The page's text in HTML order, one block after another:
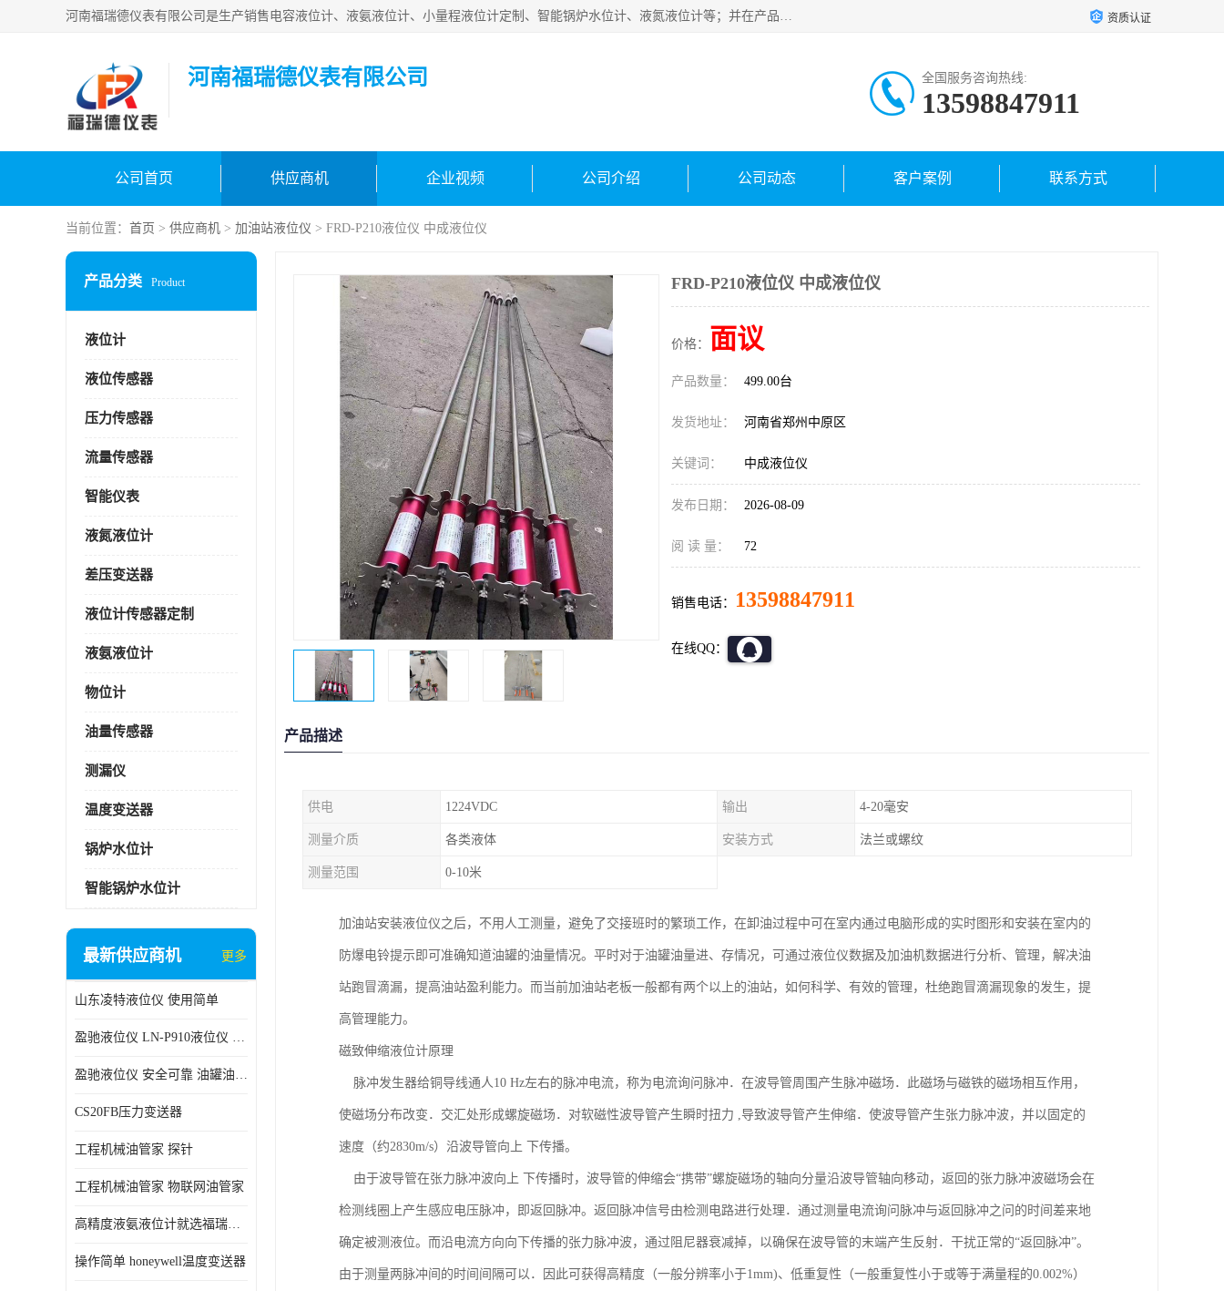
河南福瑞德仪表有限公司是生产销售电容液位计、液氨液位计、小量程液位计定制、智能锅炉水位计、液氮液位计等；并在产品开发、研制的过程中，吸取国内外仪器仪表的技术精华，建立了一支高、精、尖的科研开发队伍，使产品性能不断升级。 资质认证
河南福瑞德仪表有限公司 全国服务咨询热线:
13598847911
公司首页 供应商机 企业视频 公司介绍 公司动态 客户案例 联系方式
当前位置： 首页 > 供应商机 > 加油站液位仪 > FRD-P210液位仪 中成液位仪
产品分类 Product
液位计
液位传感器
压力传感器
流量传感器
智能仪表
液氮液位计
差压变送器
液位计传感器定制
液氨液位计
物位计
油量传感器
测漏仪
温度变送器
锅炉水位计
智能锅炉水位计
最新供应商机 更多
山东凌特液位仪 使用简单
盈驰液位仪 LN-P910液位仪 安全可靠
盈驰液位仪 安全可靠 油罐油位检测
CS20FB压力变送器
工程机械油管家 探针
工程机械油管家 物联网油管家
高精度液氨液位计就选福瑞德仪表
操作简单 honeywell温度变送器
FRD-P210液位仪 中成液位仪
价格： 面议
产品数量： 499.00台
发货地址： 河南省郑州中原区
关键词： 中成液位仪
发布日期： 2026-08-09
阅 读 量： 72
销售电话： 13598847911
在线QQ：
产品描述
供电 1224VDC 输出 4-20毫安
测量介质 各类液体 安装方式 法兰或螺纹
测量范围 0-10米
加油站安装液位仪之后，不用人工测量，避免了交接班时的繁琐工作，在卸油过程中可在室内通过电脑形成的实时图形和安装在室内的
防爆电铃提示即可准确知道油罐的油量情况。平时对于油罐油量进、存情况，可通过液位仪数据及加油机数据进行分析、管理，解决油
站跑冒滴漏，提高油站盈利能力。而当前加油站老板一般都有两个以上的油站，如何科学、有效的管理，杜绝跑冒滴漏现象的发生，提
高管理能力。
磁致伸缩液位计原理
脉冲发生器给铜导线通人10 Hz左右的脉冲电流，称为电流询问脉冲．在波导管周围产生脉冲磁场．此磁场与磁铁的磁场相互作用，
使磁场分布改变．交汇处形成螺旋磁场．对软磁性波导管产生瞬时扭力 ,导致波导管产生伸缩．使波导管产生张力脉冲波，并以固定的
速度（约2830m/s）沿波导管向上 下传播。
由于波导管在张力脉冲波向上 下传播时，波导管的伸缩会“携带”螺旋磁场的轴向分量沿波导管轴向移动，返回的张力脉冲波磁场会在
检测线圈上产生感应电压脉冲，即返回脉冲。返回脉冲信号由检测电路进行处理．通过测量电流询问脉冲与返回脉冲之问的时间差来地
确定被测液位。而沿电流方向向下传播的张力脉冲波，通过阻尼器衰减掉，以确保在波导管的末端产生反射．干扰正常的“返回脉冲”。
由于测量两脉冲间的时间间隔可以．因此可获得高精度（一般分辨率小于1mm)、低重复性（一般重复性小于或等于满量程的0.002%）